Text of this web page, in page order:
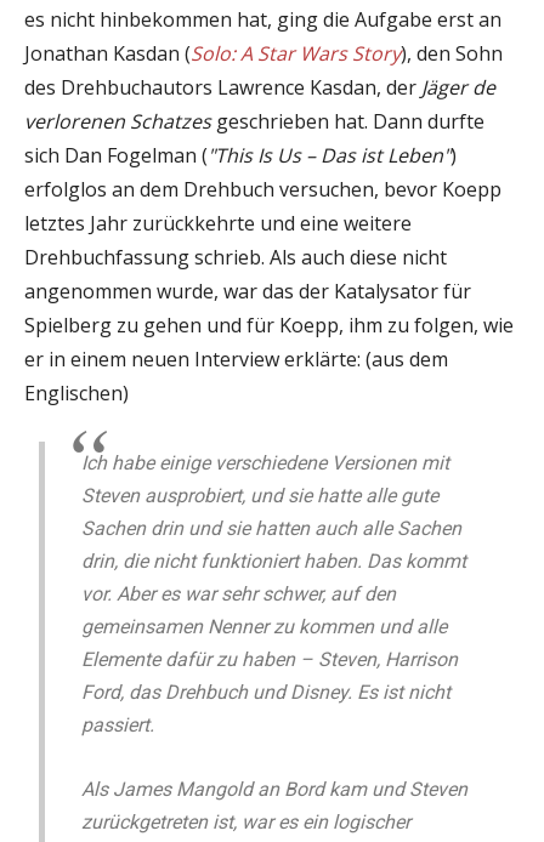
es nicht hinbekommen hat, ging die Aufgabe erst an
Jonathan Kasdan (Solo: A Star Wars Story), den Sohn
des Drehbuchautors Lawrence Kasdan, der Jäger de
verlorenen Schatzesgeschrieben hat. Dann durfte
sich Dan Fogelman ("This Is Us – Das ist Leben")
erfolglos an dem Drehbuch versuchen, bevor Koepp
letztes Jahr zurückkehrte und eine weitere
Drehbuchfassung schrieb. Als auch diese nicht
angenommen wurde, war das der Katalysator für
Spielberg zu gehen und für Koepp, ihm zu folgen, wie
er in einem neuen Interview erklärte: (aus dem
Englischen)
Ich habe einige verschiedene Versionen mit
Steven ausprobiert, und sie hatte alle gute
Sachen drin und sie hatten auch alle Sachen
drin, die nicht funktioniert haben. Das kommt
vor. Aber es war sehr schwer, auf den
gemeinsamen Nenner zu kommen und alle
Elemente dafür zu haben – Steven, Harrison
Ford, das Drehbuch und Disney. Es ist nicht
passiert.
Als James Mangold an Bord kam und Steven
zurückgetreten ist, war es ein logischer